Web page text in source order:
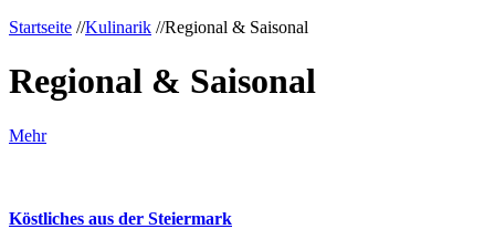
Startseite //Kulinarik //Regional & Saisonal
Regional & Saisonal
Mehr
Köstliches aus der Steiermark